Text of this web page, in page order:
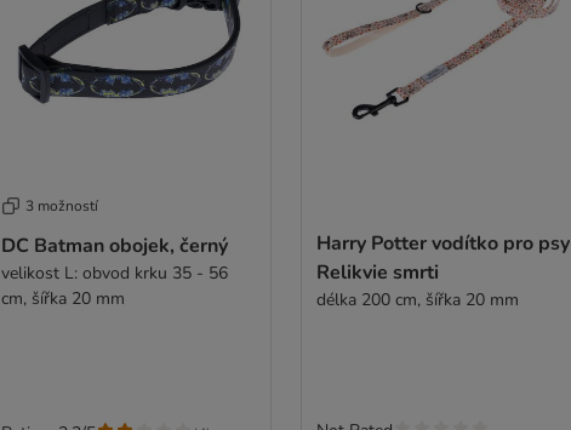
3 možností
DC Batman obojek, černý
velikost L: obvod krku 35 - 56
cm, šířka 20 mm
Harry Potter vodítko pro psy
Relikvie smrti
délka 200 cm, šířka 20 mm